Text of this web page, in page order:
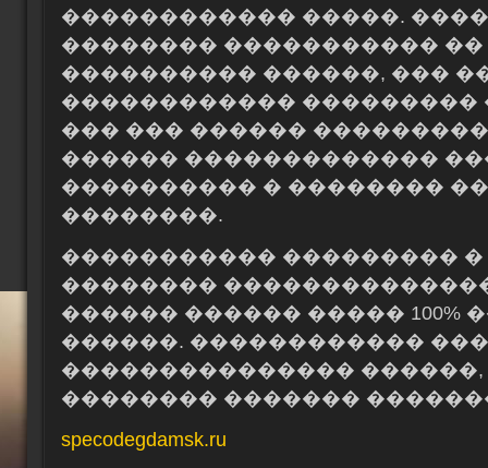
������������ �����.
�������� �����������
���������� ������, ���
������������ ���������
��� ��� ������
������ �������������
���������� � ��������
��������.
����������� ��������� �
��������
������ ������ ����� 100%
������. ������������
��������������� ������,
�������� �������
specodegdamsk.ru